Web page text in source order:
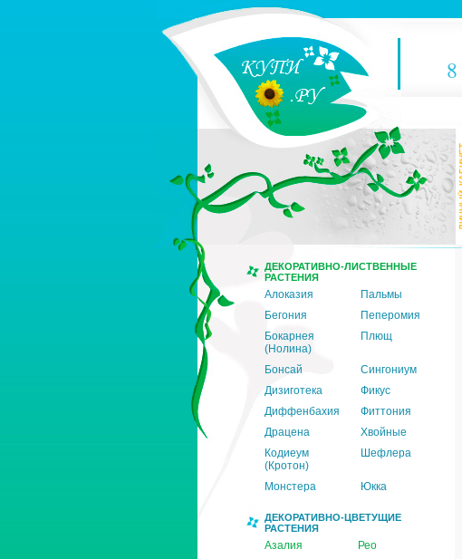
8
ДЕКОРАТИВНО-ЛИСТВЕННЫЕ
РАСТЕНИЯ
Алоказия
Пальмы
Бегония
Пеперомия
Бокарнея
(Нолина)
Плющ
Бонсай
Сингониум
Дизиготека
Фикус
Диффенбахия
Фиттония
Драцена
Хвойные
Кодиеум
(Кротон)
Шефлера
Монстера Юкка
ДЕКОРАТИВНО-ЦВЕТУЩИЕ
РАСТЕНИЯ
Азалия
Рео